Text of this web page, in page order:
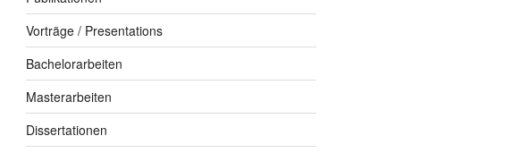
Vorträge / Presentations
Bachelorarbeiten
Masterarbeiten
Dissertationen